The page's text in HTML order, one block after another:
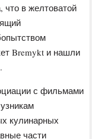
что в желтоватой
Bremykt и нашли
с фильмами
кулинарных
части